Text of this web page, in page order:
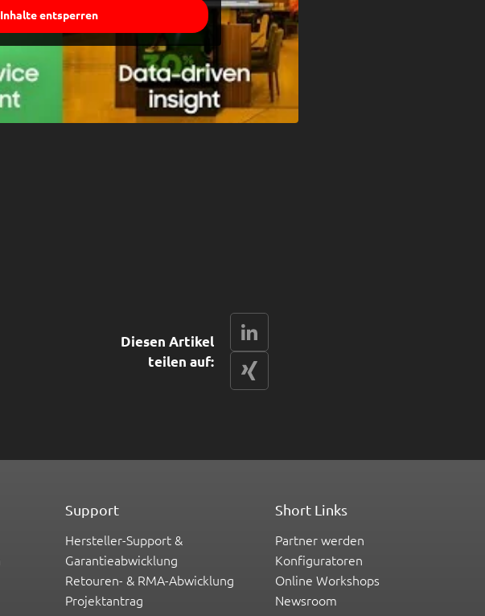
entsperren
Diesen Artikel
teilen auf:
LinkedIn
xing
Support
Hersteller-Support &
Garantieabwicklung
Retouren- & RMA-Abwicklung
Projektantrag
Short Links
Partner werden
Konfiguratoren
Online Workshops
Newsroom